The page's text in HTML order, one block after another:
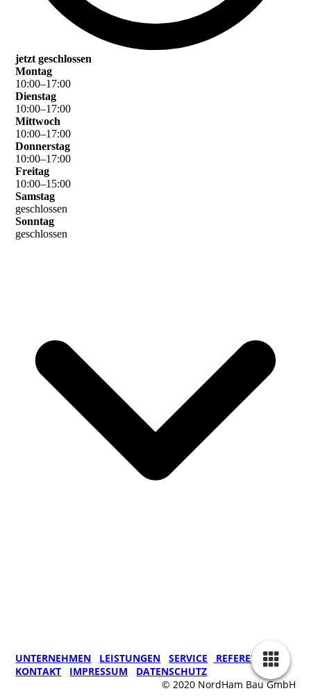
jetzt geschlossen
Montag
10:00–17:00
Dienstag
10:00–17:00
Mittwoch
10:00–17:00
Donnerstag
10:00–17:00
Freitag
10:00–15:00
Samstag
geschlossen
Sonntag
geschlossen
UNTERNEHMEN LEISTUNGEN SERVICE
REFERENZEN
KONTAKT
IMPRESSUM
DATENSCHUTZ
© 2020 NordHam Bau GmbH